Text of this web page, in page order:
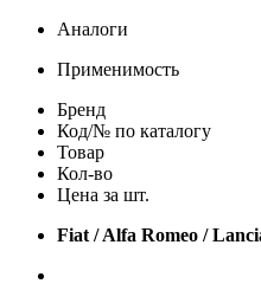
Аналоги
Применимость
Бренд
Код/№ по каталогу
Товар
Кол-во
Цена за шт.
Fiat / Alfa Romeo /